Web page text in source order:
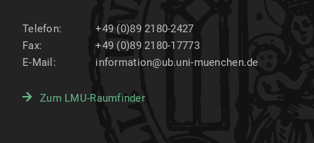
Telefon:
+49 (0)89 2180-2427
Fax:
+49 (0)89 2180-17773
E-Mail:
information@ub.uni-muenchen.de
Zum LMU-Raumfinder